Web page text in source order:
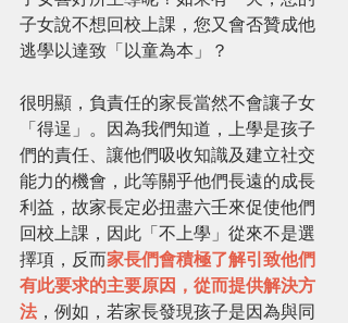
子女說不想回校上課，您又會否贊成他
逃學以達致「以童為本」？
很明顯，負責任的家長當然不會讓子女
「得逞」。因為我們知道，上學是孩子
們的責任、讓他們吸收知識及建立社交
能力的機會，此等關乎他們長遠的成長
利益，故家長定必扭盡六壬來促使他們
回校上課，因此「不上學」從來不是選
擇項，反而家長們會積極了解引致他們
有此要求的主要原因，從而提供解決方
法 ，例如，若家長發現孩子是因為與同